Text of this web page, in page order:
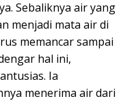
Sebaliknya air yang
menjadi mata air di
memancar sampai
hal ini,
Ia
menerima air dari